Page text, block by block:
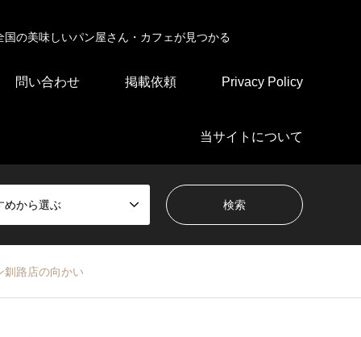
の美味しいパン屋さん・カフェが見つかる
問い合わせ 掲載依頼 Privacy Policy
当サイトについて
めから選ぶ
釧路店の向かい